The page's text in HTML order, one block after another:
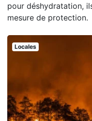
pour déshydratation,
mesure de protection.
Locales